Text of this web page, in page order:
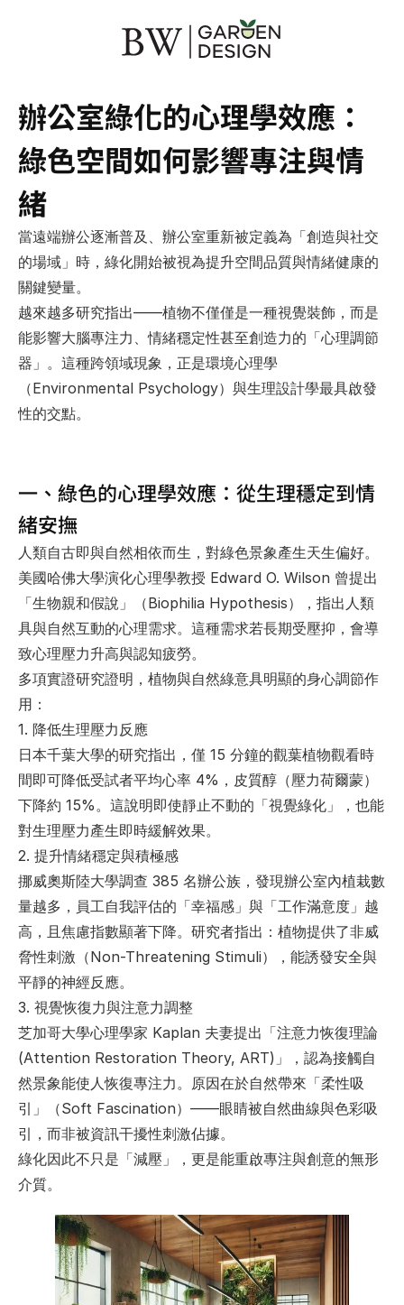
辦公室綠化的心理學效應：
綠色空間如何影響專注與情
緒
當遠端辦公逐漸普及、辦公室重新被定義為「創造與社交
的場域」時，綠化開始被視為提升空間品質與情緒健康的
關鍵變量。
越來越多研究指出——植物不僅僅是一種視覺裝飾，而是
能影響大腦專注力、情緒穩定性甚至創造力的「心理調節
器」。這種跨領域現象，正是環境心理學
（Environmental Psychology）與生理設計學最具啟發
性的交點。
一、綠色的心理學效應：從生理穩定到情
緒安撫
人類自古即與自然相依而生，對綠色景象產生天生偏好。
美國哈佛大學演化心理學教授 Edward O. Wilson 曾提出
「生物親和假說」（Biophilia Hypothesis），指出人類
具與自然互動的心理需求。這種需求若長期受壓抑，會導
致心理壓力升高與認知疲勞。
多項實證研究證明，植物與自然綠意具明顯的身心調節作
用：
1. 降低生理壓力反應
日本千葉大學的研究指出，僅 15 分鐘的觀葉植物觀看時
間即可降低受試者平均心率 4%，皮質醇（壓力荷爾蒙）
下降約 15%。這說明即使靜止不動的「視覺綠化」，也能
對生理壓力產生即時緩解效果。
2. 提升情緒穩定與積極感
挪威奧斯陸大學調查 385 名辦公族，發現辦公室內植栽數
量越多，員工自我評估的「幸福感」與「工作滿意度」越
高，且焦慮指數顯著下降。研究者指出：植物提供了非威
脅性刺激（Non-Threatening Stimuli），能誘發安全與
平靜的神經反應。
3. 視覺恢復力與注意力調整
芝加哥大學心理學家 Kaplan 夫妻提出「注意力恢復理論
(Attention Restoration Theory, ART)」，認為接觸自
然景象能使人恢復專注力。原因在於自然帶來「柔性吸
引」（Soft Fascination）——眼睛被自然曲線與色彩吸
引，而非被資訊干擾性刺激佔據。
綠化因此不只是「減壓」，更是能重啟專注與創意的無形
介質。